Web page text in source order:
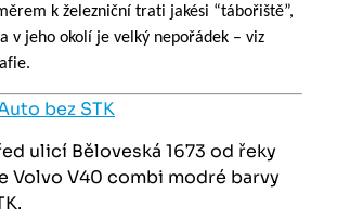
k železniční trati jakési “tábořiště”,
v jeho okolí je velký nepořádek – viz
bez STK
ulicí Běloveská 1673 od řeky
Volvo V40 combi modré barvy